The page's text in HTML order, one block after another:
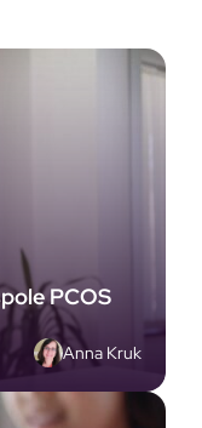
PCOS
Anna Kruk